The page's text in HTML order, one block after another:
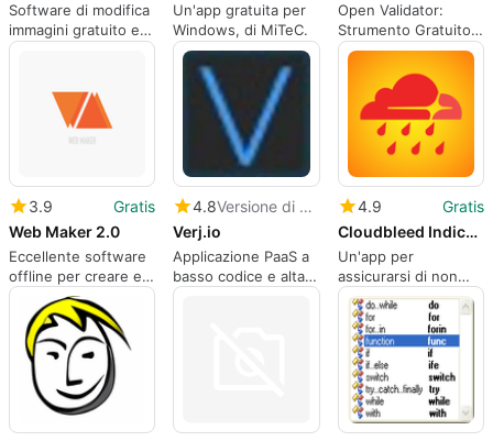
Software di modifica
immagini gratuito e
avanzato per uso
Un'app gratuita per
Windows, di MiTeC.
Open Validator:
Strumento Gratuito
per Sviluppo Web
3.9
Gratis
Web Maker 2.0
Eccellente software
offline per creare e
testare il codice
software.
4.8
Versione di prova
Verj.io
Applicazione PaaS a
basso codice e alta
produttività.
4.9
Gratis
Cloudbleed Indicator for Chrome
Un'app per
assicurarsi di non
essere influenzati
dal bug Cloudbleed